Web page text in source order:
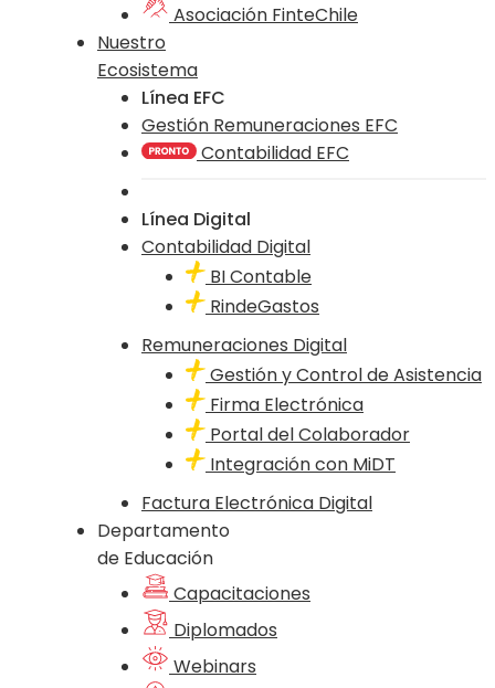
Asociación FinteChile
Nuestro
Ecosistema
Línea EFC
Gestión Remuneraciones EFC
Contabilidad EFC
Línea Digital
Contabilidad Digital
BI Contable
RindeGastos
Remuneraciones Digital
Gestión y Control de Asistencia
Firma Electrónica
Portal del Colaborador
Integración con MiDT
Factura Electrónica Digital
Departamento
de Educación
Capacitaciones
Diplomados
Webinars